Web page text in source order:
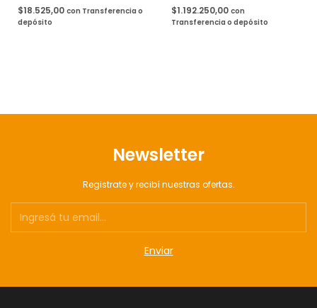
$18.525,00 con Transferencia o
depósito
$1.192.250,00 con
Transferencia o depósito
Newsletter
Registrate y recibí nuestras ofertas.